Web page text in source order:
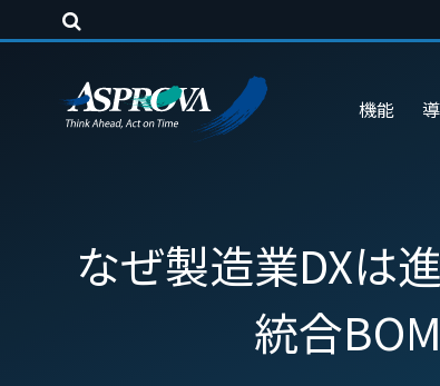
機能
なぜ製造業DXは
統合